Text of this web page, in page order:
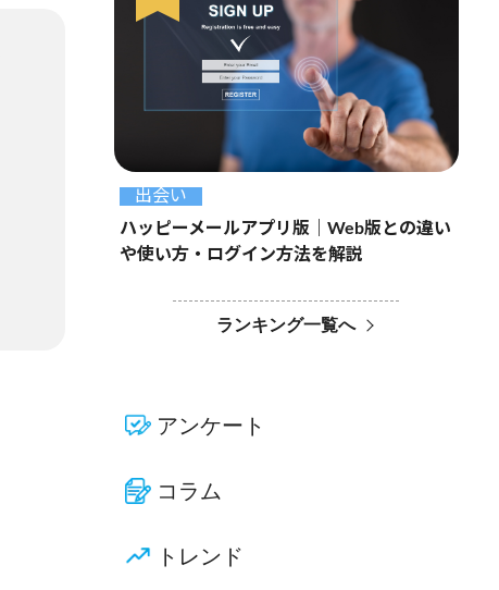
出会い
ハッピーメールアプリ版｜Web版との違い
や使い方・ログイン方法を解説
ランキング一覧へ
アンケート
コラム
トレンド